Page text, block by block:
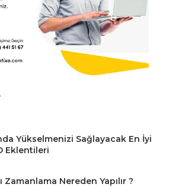
Yükselmenizi Sağlayacak En İyi
Eklentileri
Zamanlama Nereden Yapılır ?